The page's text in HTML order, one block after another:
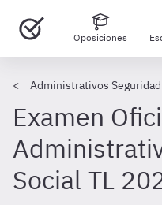
Oposiciones
Administrativos Seguridad
Examen
Social TL